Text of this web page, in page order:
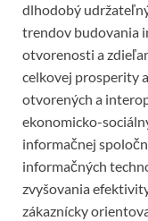
dlhodobý
trendov budovania
otvorenosti a
celkovej prosperity
otvorených a
ekonomicko-
informačnej
informačných
zvyšovania
zákaznícky